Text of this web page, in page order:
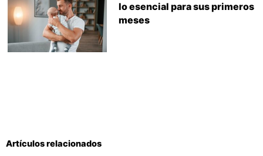
lo esencial para sus primeros
meses
Artículos relacionados